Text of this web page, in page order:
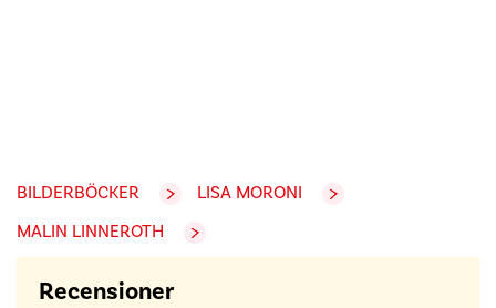
BILDERBÖCKER
LISA MORONI
MALIN LINNEROTH
Recensioner